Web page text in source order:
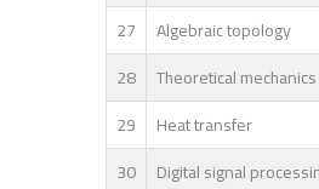
27
Algebraic topology
28
Theoretical mechanics
29
Heat transfer
30
Digital signal